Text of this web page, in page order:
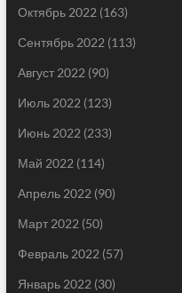
Октябрь 2022 (163)
Сентябрь 2022 (113)
Август 2022 (90)
Июль 2022 (123)
Июнь 2022 (233)
Май 2022 (114)
Апрель 2022 (90)
Март 2022 (50)
Февраль 2022 (57)
Январь 2022 (30)